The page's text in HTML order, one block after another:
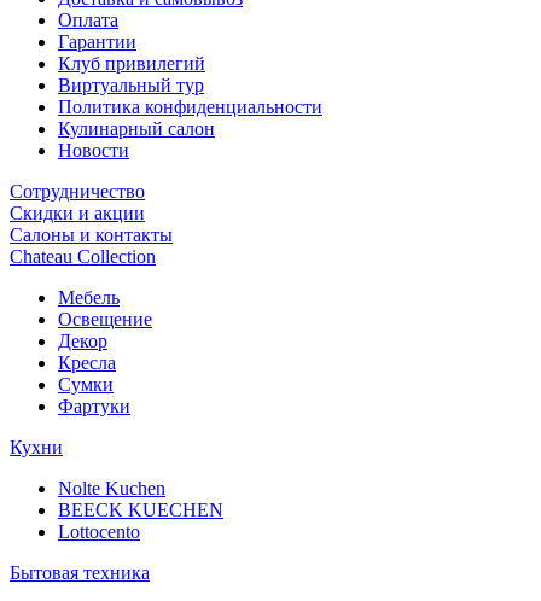
Оплата
Гарантии
Клуб привилегий
Виртуальный тур
Политика конфиденциальности
Кулинарный салон
Новости
Сотрудничество
Скидки и акции
Салоны и контакты
Chateau Collection
Мебель
Освещение
Декор
Кресла
Сумки
Фартуки
Кухни
Nolte Kuchen
BEECK KUECHEN
Lottocento
Бытовая техника